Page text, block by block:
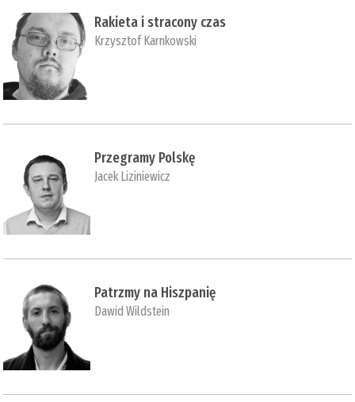
Rakieta i stracony czas
Krzysztof Karnkowski
Przegramy Polskę
Jacek Liziniewicz
Patrzmy na Hiszpanię
Dawid Wildstein